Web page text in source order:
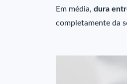
Em média, dura
completamente da